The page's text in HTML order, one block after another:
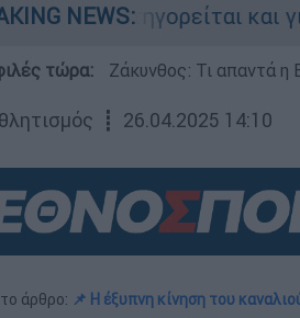
NEWS:
Κατηγορείται και για
τώρα: Ζάκυνθος: Τι απαντά η
┋ 26.04.2025 14:10
άρθρο: 📌 Η έξυπνη κίνηση του